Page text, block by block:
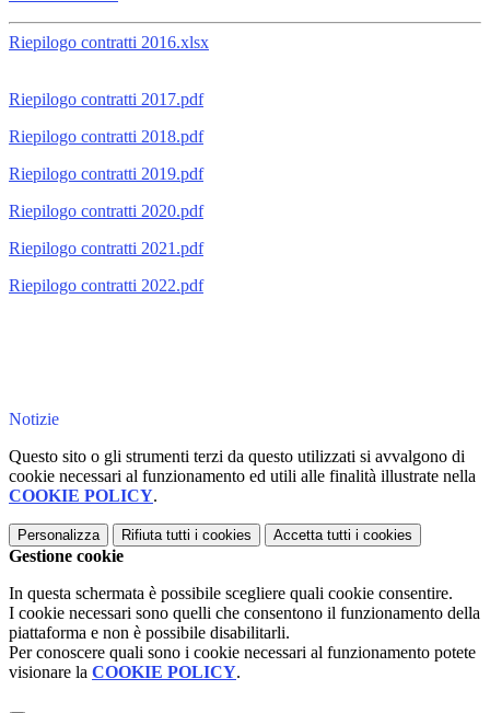
Riepilogo contratti 2016.xlsx
Riepilogo contratti 2017.pdf
Riepilogo contratti 2018.pdf
Riepilogo contratti 2019.pdf
Riepilogo contratti 2020.pdf
Riepilogo contratti 2021.pdf
Riepilogo contratti 2022.pdf
Notizie
Questo sito o gli strumenti terzi da questo utilizzati si avvalgono di
cookie necessari al funzionamento ed utili alle finalità illustrate nella
COOKIE POLICY.
Personalizza Rifiuta tutti i cookies Accetta tutti i cookies
Gestione cookie
In questa schermata è possibile scegliere quali cookie consentire.
I cookie necessari sono quelli che consentono il funzionamento della
piattaforma e non è possibile disabilitarli.
Per conoscere quali sono i cookie necessari al funzionamento potete
visionare la COOKIE POLICY.